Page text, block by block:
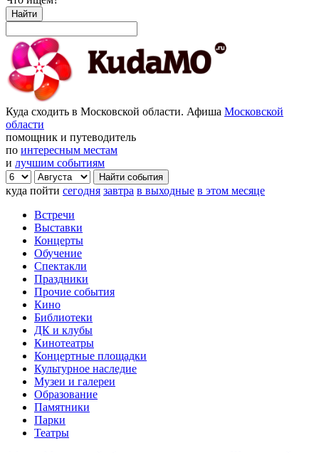
Найти
Куда сходить в Московской области. Афиша Московской
области
помощник и путеводитель
по интересным местам
и лучшим событиям
куда пойти сегодня завтра в выходные в этом месяце
Встречи
Выставки
Концерты
Обучение
Спектакли
Праздники
Прочие события
Кино
Библиотеки
ДК и клубы
Кинотеатры
Концертные площадки
Культурное наследие
Музеи и галереи
Образование
Памятники
Парки
Театры